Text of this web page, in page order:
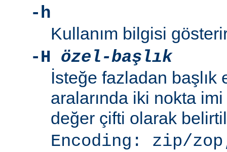
-h
Kullanım bilgisi
-H özel-başlık
İsteğe fazladan başlık
aralarında iki nokta
değer çifti olarak
Encoding: zip/